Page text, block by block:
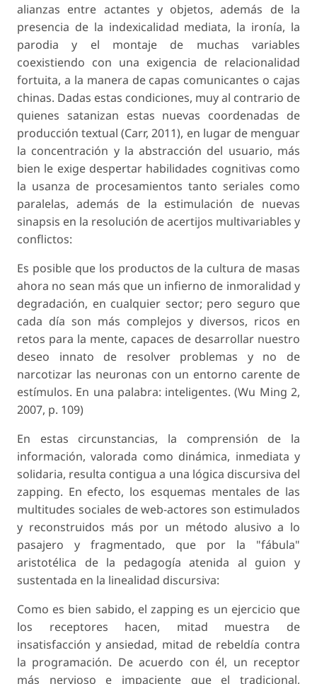
alianzas entre actantes y objetos, además de la
presencia de la indexicalidad mediata, la ironía, la
parodia y el montaje de muchas variables
coexistiendo con una exigencia de relacionalidad
fortuita, a la manera de capas comunicantes o cajas
chinas. Dadas estas condiciones, muy al contrario de
quienes satanizan estas nuevas coordenadas de
producción textual (Carr, 2011), en lugar de menguar
la concentración y la abstracción del usuario, más
bien le exige despertar habilidades cognitivas como
la usanza de procesamientos tanto seriales como
paralelas, además de la estimulación de nuevas
sinapsis en la resolución de acertijos multivariables y
conflictos:
Es posible que los productos de la cultura de masas
ahora no sean más que un infierno de inmoralidad y
degradación, en cualquier sector; pero seguro que
cada día son más complejos y diversos, ricos en
retos para la mente, capaces de desarrollar nuestro
deseo innato de resolver problemas y no de
narcotizar las neuronas con un entorno carente de
estímulos. En una palabra: inteligentes. (Wu Ming 2,
2007, p. 109)
En estas circunstancias, la comprensión de la
información, valorada como dinámica, inmediata y
solidaria, resulta contigua a una lógica discursiva del
zapping. En efecto, los esquemas mentales de las
multitudes sociales de web-actores son estimulados
y reconstruidos más por un método alusivo a lo
pasajero y fragmentado, que por la "fábula"
aristotélica de la pedagogía atenida al guion y
sustentada en la linealidad discursiva:
Como es bien sabido, el zapping es un ejercicio que
los receptores hacen, mitad muestra de
insatisfacción y ansiedad, mitad de rebeldía contra
la programación. De acuerdo con él, un receptor
más nervioso e impaciente que el tradicional,